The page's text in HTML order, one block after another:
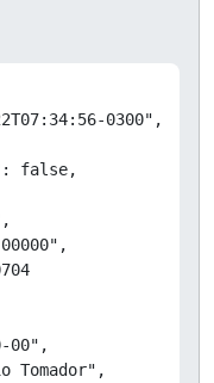
0300",
false,
00",
Tomador",